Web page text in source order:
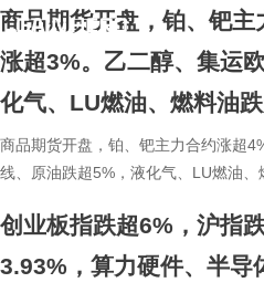
商品期货开盘，铂、钯
涨超3%。乙二醇、集运
化气、LU燃油、燃料油跌
商品期货开盘，铂、钯主力合约涨超
线、原油跌超5%，液化气、LU燃油、
创业板指跌超6%，沪指
3.93%，算力硬件、半导